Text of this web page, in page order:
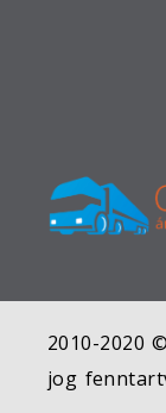
2010-2020
jog